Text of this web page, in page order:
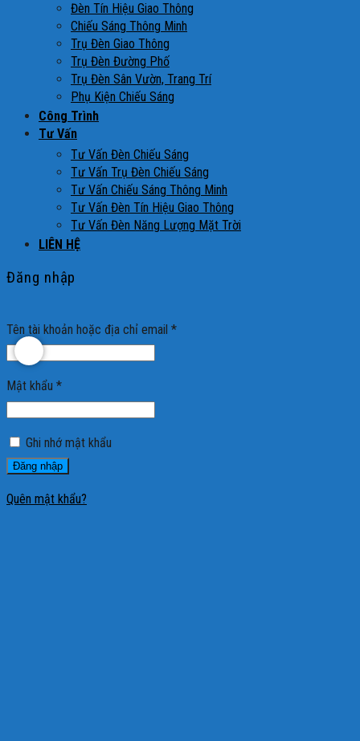
Đèn Tín Hiệu Giao Thông
Chiếu Sáng Thông Minh
Trụ Đèn Giao Thông
Trụ Đèn Đường Phố
Trụ Đèn Sân Vườn, Trang Trí
Phụ Kiện Chiếu Sáng
Công Trình
Tư Vấn
Tư Vấn Đèn Chiếu Sáng
Tư Vấn Trụ Đèn Chiếu Sáng
Tư Vấn Chiếu Sáng Thông Minh
Tư Vấn Đèn Tín Hiệu Giao Thông
Tư Vấn Đèn Năng Lượng Mặt Trời
LIÊN HỆ
Đăng nhập
Tên tài khoản hoặc địa chỉ email *
Mật khẩu *
Ghi nhớ mật khẩu
Đăng nhập
Quên mật khẩu?